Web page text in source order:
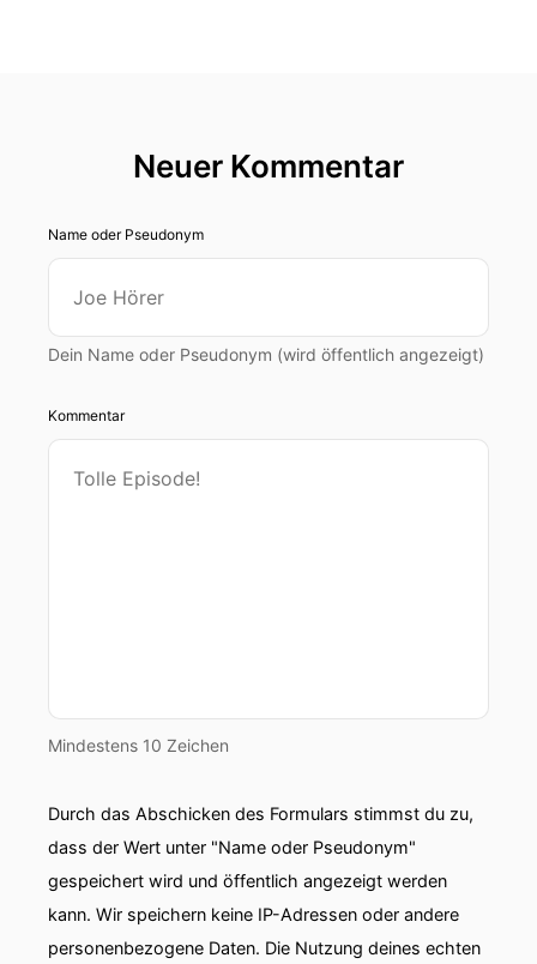
Neuer Kommentar
Name oder Pseudonym
Dein Name oder Pseudonym (wird öffentlich angezeigt)
Kommentar
Mindestens 10 Zeichen
Durch das Abschicken des Formulars stimmst du zu,
dass der Wert unter "Name oder Pseudonym"
gespeichert wird und öffentlich angezeigt werden
kann. Wir speichern keine IP-Adressen oder andere
personenbezogene Daten. Die Nutzung deines echten